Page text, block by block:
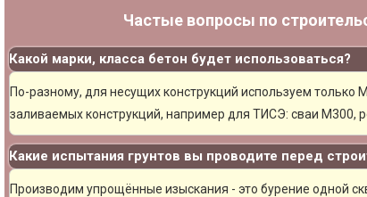
Частые вопросы по
Какой марки, класса бетон будет использоваться?
По-разному, для несущих конструкций используем только
заливаемых конструкций, например для ТИСЭ: сваи М300,
Какие испытания грунтов вы проводите перед
Производим упрощённые изыскания - это бурение одной